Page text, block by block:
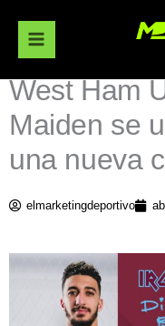
contenido
West Ham
Maiden se
una nueva
elmarketingdeportivo